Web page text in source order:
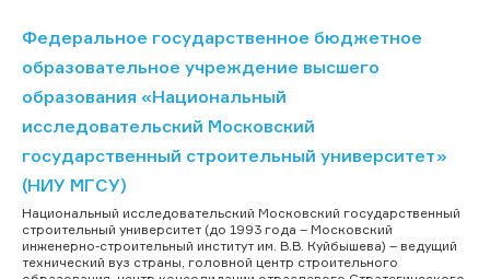
Федеральное государственное бюджетное
образовательное учреждение высшего
образования «Национальный
исследовательский Московский
государственный строительный университет»
(НИУ МГСУ)
Национальный исследовательский Московский государственный
строительный университет (до 1993 года – Московский
инженерно-строительный институт им. В.В. Куйбышева) – ведущий
технический вуз страны, головной центр строительного